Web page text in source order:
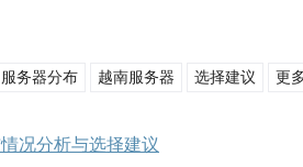
服务器分布 越南服务器 选择建议 更
况分析与选择建议